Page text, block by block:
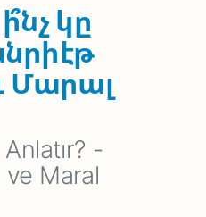
կը
Մարալ
-
Maral